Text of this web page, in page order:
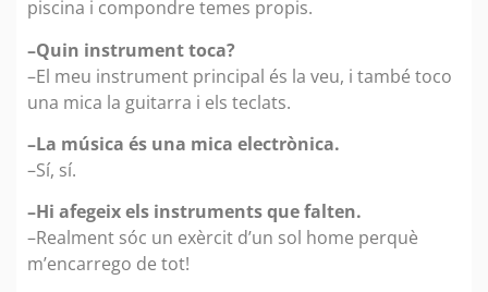
piscina i compondre temes propis.
–Quin instrument toca?
–El meu instrument principal és la veu, i també toco
una mica la guitarra i els teclats.
–La música és una mica electrònica.
–Sí, sí.
–Hi afegeix els instruments que falten.
–Realment sóc un exèrcit d’un sol home perquè
m’encarrego de tot!